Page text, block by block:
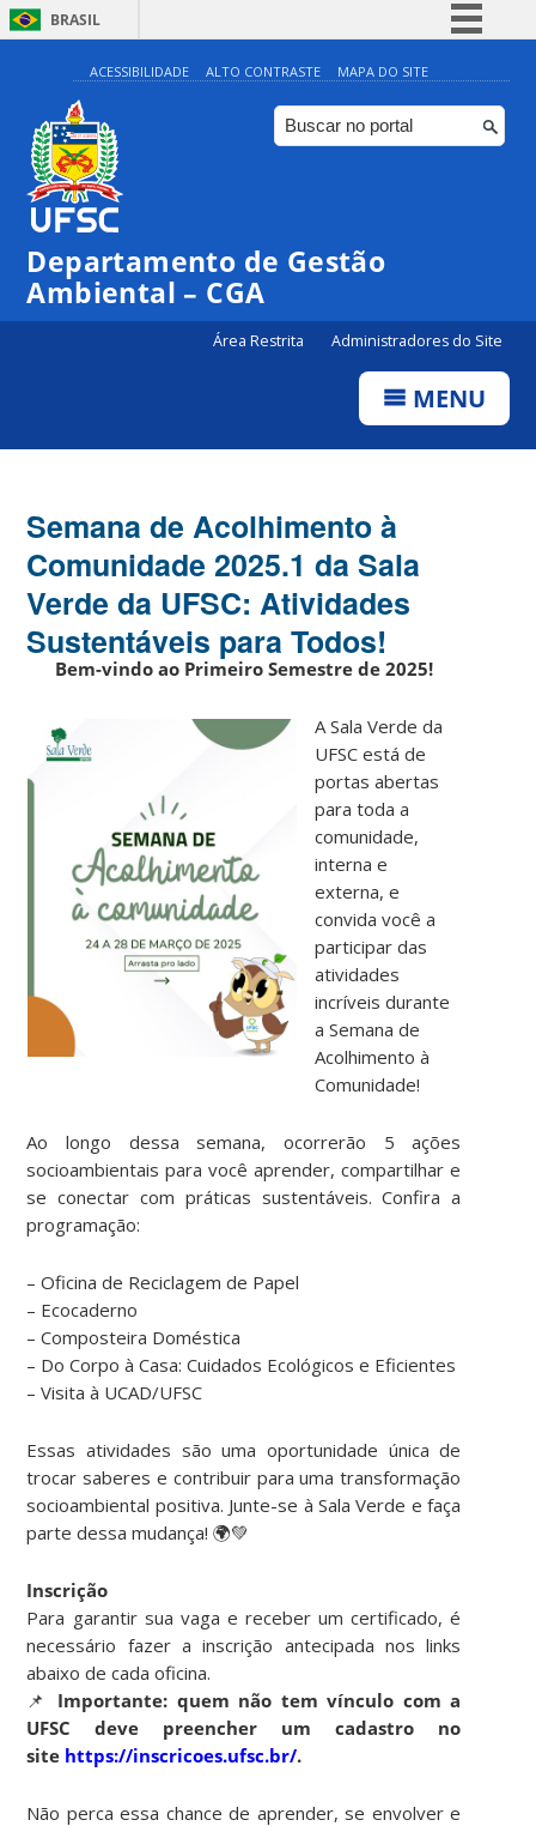
BRASIL
Simplifique!
Comunica BR
Participe
Canais
ACESSIBILIDADE ALTO CONTRASTE MAPA DO SITE
Departamento de Gestão
Ambiental – CGA
Área Restrita Administradores do Site
MENU
Semana de Acolhimento à
Comunidade 2025.1 da Sala
Verde da UFSC: Atividades
Sustentáveis para Todos!
Bem-vindo ao Primeiro Semestre de 2025!
A Sala Verde da
UFSC está de
portas abertas
para toda a
comunidade,
interna e
externa, e
convida você a
participar das
atividades
incríveis durante
a Semana de
Acolhimento à
Comunidade!
Ao longo dessa semana, ocorrerão 5 ações
socioambientais para você aprender, compartilhar e
se conectar com práticas sustentáveis. Confira a
programação:
– Oficina de Reciclagem de Papel
– Ecocaderno
– Composteira Doméstica
– Do Corpo à Casa: Cuidados Ecológicos e Eficientes
– Visita à UCAD/UFSC
Essas atividades são uma oportunidade única de
trocar saberes e contribuir para uma transformação
socioambiental positiva. Junte-se à Sala Verde e faça
parte dessa mudança! 🌍💚
Inscrição
Para garantir sua vaga e receber um certificado, é
necessário fazer a inscrição antecipada nos links
abaixo de cada oficina.
📌 Importante: quem não tem vínculo com a
UFSC deve preencher um cadastro no
site https://inscricoes.ufsc.br/.
Não perca essa chance de aprender, se envolver e